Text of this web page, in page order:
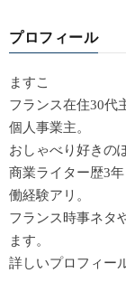
プロフィール
ますこ
フランス在住30代
個人事業主。
おしゃべり好きの
商業ライター歴3
働経験アリ。
フランス時事ネタ
ます。
詳しいプロフィー